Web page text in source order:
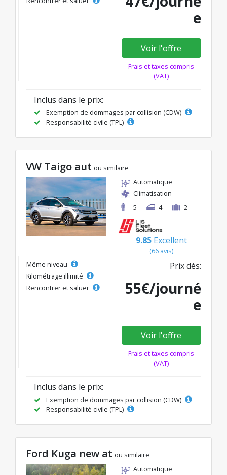
e
Voir l'offre
Frais et taxes compris
(VAT)
Inclus dans le prix:
Exemption de dommages par collision (CDW)
Responsabilité civile (TPL)
VW Taigo aut ou similaire
Automatique
Climatisation
5
4 2
9.85 Excellent
(66 avis)
Même niveau
Kilométrage illimité
Rencontrer et saluer
Prix dès:
55€/journé
e
Voir l'offre
Frais et taxes compris
(VAT)
Inclus dans le prix:
Exemption de dommages par collision (CDW)
Responsabilité civile (TPL)
Ford Kuga new at ou similaire
Automatique